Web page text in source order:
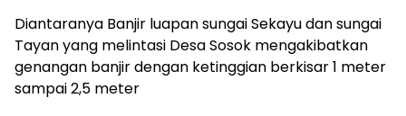
Diantaranya Banjir luapan sungai Sekayu dan sungai
Tayan yang melintasi Desa Sosok mengakibatkan
genangan banjir dengan ketinggian berkisar 1 meter
sampai 2,5 meter